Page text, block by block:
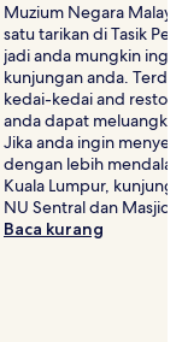
Muzium Negara
satu tarikan di Tasik
jadi anda mungkin
kunjungan anda.
kedai-kedai and
anda dapat
Jika anda ingin
dengan lebih
Kuala Lumpur,
NU Sentral dan Masjid
Baca kurang